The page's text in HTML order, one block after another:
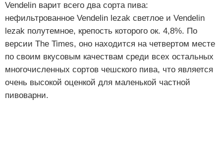
Vendelin варит всего два сорта пива:
нефильтрованное Vendelin lezak светлое и Vendelin
lezak полутемное, крепость которого ок. 4,8%. По
версии The Times, оно находится на четвертом месте
по своим вкусовым качествам среди всех остальных
многочисленных сортов чешского пива, что является
очень высокой оценкой для маленькой частной
пивоварни.